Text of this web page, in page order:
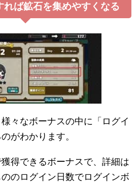
れば鉱石を集めやすくなる
々なボーナスの中に「ログイ
がわかります。
得できるボーナスで、詳細は
のログイン日数でログインボ